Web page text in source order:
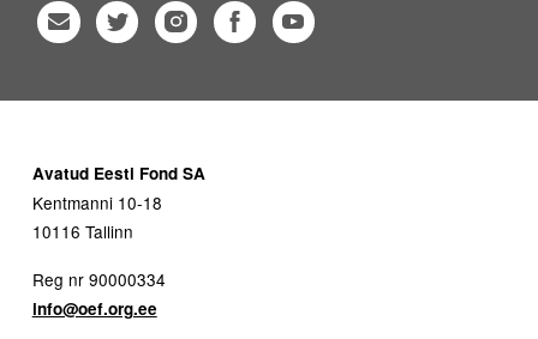
Avatud Eesti Fond SA
Kentmanni 10-18
10116 Tallinn
Reg nr 90000334
info@oef.org.ee